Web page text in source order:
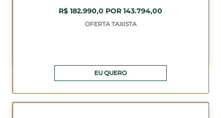
R$ 182.990,0 POR 143.794,00
OFERTA TAXISTA
EU QUERO